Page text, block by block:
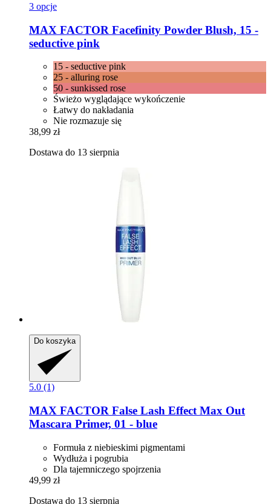
3 opcje
MAX FACTOR Facefinity Powder Blush, 15 -​
seductive pink
15 - seductive pink
25 - alluring rose
50 - sunkissed rose
Świeżo wyglądające wykończenie
Łatwy do nakładania
Nie rozmazuje się
38,99 zł
Dostawa do 13 sierpnia
Do koszyka
5.0 (1)
MAX FACTOR False Lash Effect Max Out
Mascara Primer, 01 -​ blue
Formuła z niebieskimi pigmentami
Wydłuża i pogrubia
Dla tajemniczego spojrzenia
49,99 zł
Dostawa do 13 sierpnia